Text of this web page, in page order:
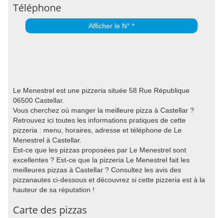
Téléphone
Afficher le N° *
Le Menestrel est une pizzeria située 58 Rue République
06500 Castellar.
Vous cherchez où manger la meilleure pizza à Castellar ?
Retrouvez ici toutes les informations pratiques de cette
pizzeria : menu, horaires, adresse et téléphone de Le
Menestrel à Castellar.
Est-ce que les pizzas proposées par Le Menestrel sont
excellentes ? Est-ce que la pizzeria Le Menestrel fait les
meilleures pizzas à Castellar ? Consultez les avis des
pizzanautes ci-dessous et découvrez si cette pizzeria est à la
hauteur de sa réputation !
Carte des pizzas